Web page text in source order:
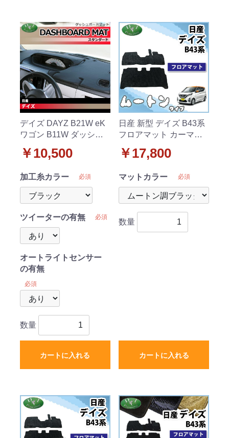
デイズ DAYZ B21W eK
ワゴン B11W ダッシュ
ード 受注生産
￥10,500
加工糸カラー 必須
ツイーターの有無 必須
オートライトセンサー
の有無
必須
数量
カートに入れる
日産 新型 デイズ B43系
フロアマット カーマッ
ック 社外新品
￥17,800
マットカラー 必須
数量
カートに入れる